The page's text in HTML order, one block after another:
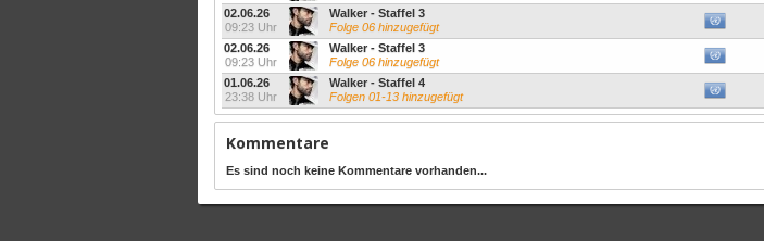
02.06.26
09:23 Uhr
Walker - Staffel 3
Folge 06 hinzugefügt
02.06.26
09:23 Uhr
Walker - Staffel 3
Folge 06 hinzugefügt
01.06.26
23:38 Uhr
Walker - Staffel 4
Folgen 01-13 hinzugefügt
Kommentare
Es sind noch keine Kommentare vorhanden...